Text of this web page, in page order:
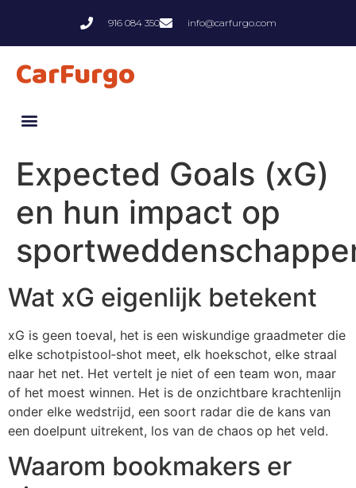
916 084 350 info@carfurgo.com
CarFurgo
Expected Goals (xG)
en hun impact op
Wat xG eigenlijk betekent
xG is geen toeval, het is een wiskundige graadmeter die
elke schotpistool‑shot meet, elk hoekschot, elke straal
naar het net. Het vertelt je niet of een team won, maar
of het moest winnen. Het is de onzichtbare krachtenlijn
onder elke wedstrijd, een soort radar die de kans van
een doelpunt uitrekent, los van de chaos op het veld.
Waarom bookmakers er